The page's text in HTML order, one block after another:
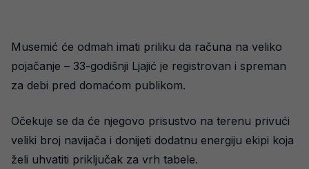
Musemić će odmah imati priliku da računa na veliko
pojačanje – 33-godišnji Ljajić je registrovan i spreman
za debi pred domaćom publikom.
Očekuje se da će njegovo prisustvo na terenu privući
veliki broj navijača i donijeti dodatnu energiju ekipi koja
želi uhvatiti priključak za vrh tabele.